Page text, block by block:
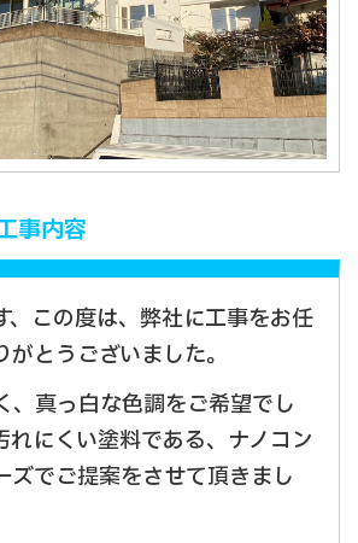
事内容
、この度は、弊社に工事をお任
とうございました。
、真っ白な色調をご希望でし
れにくい塗料である、ナノコン
ズでご提案をさせて頂きまし